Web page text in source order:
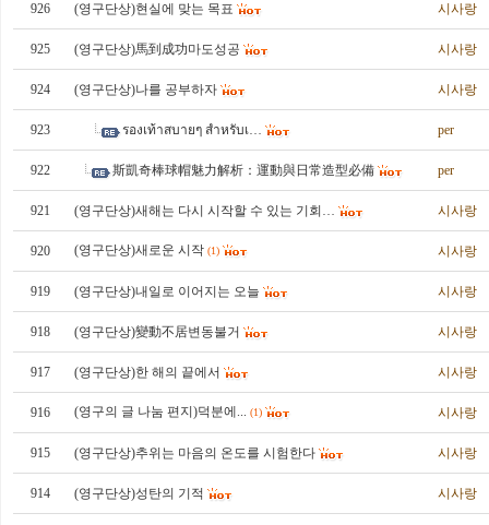
926 (영구단상)현실에 맞는 목표 시사랑
925 (영구단상)馬到成功마도성공 시사랑
924 (영구단상)나를 공부하자 시사랑
923 รองเท้าสบายๆ สำหรับเ… per
922 斯凱奇棒球帽魅力解析：運動與日常造型必備 per
921 (영구단상)새해는 다시 시작할 수 있는 기회… 시사랑
920 (영구단상)새로운 시작 (1) 시사랑
919 (영구단상)내일로 이어지는 오늘 시사랑
918 (영구단상)變動不居변동불거 시사랑
917 (영구단상)한 해의 끝에서 시사랑
916 (영구의 글 나눔 편지)덕분에... (1) 시사랑
915 (영구단상)추위는 마음의 온도를 시험한다 시사랑
914 (영구단상)성탄의 기적 시사랑